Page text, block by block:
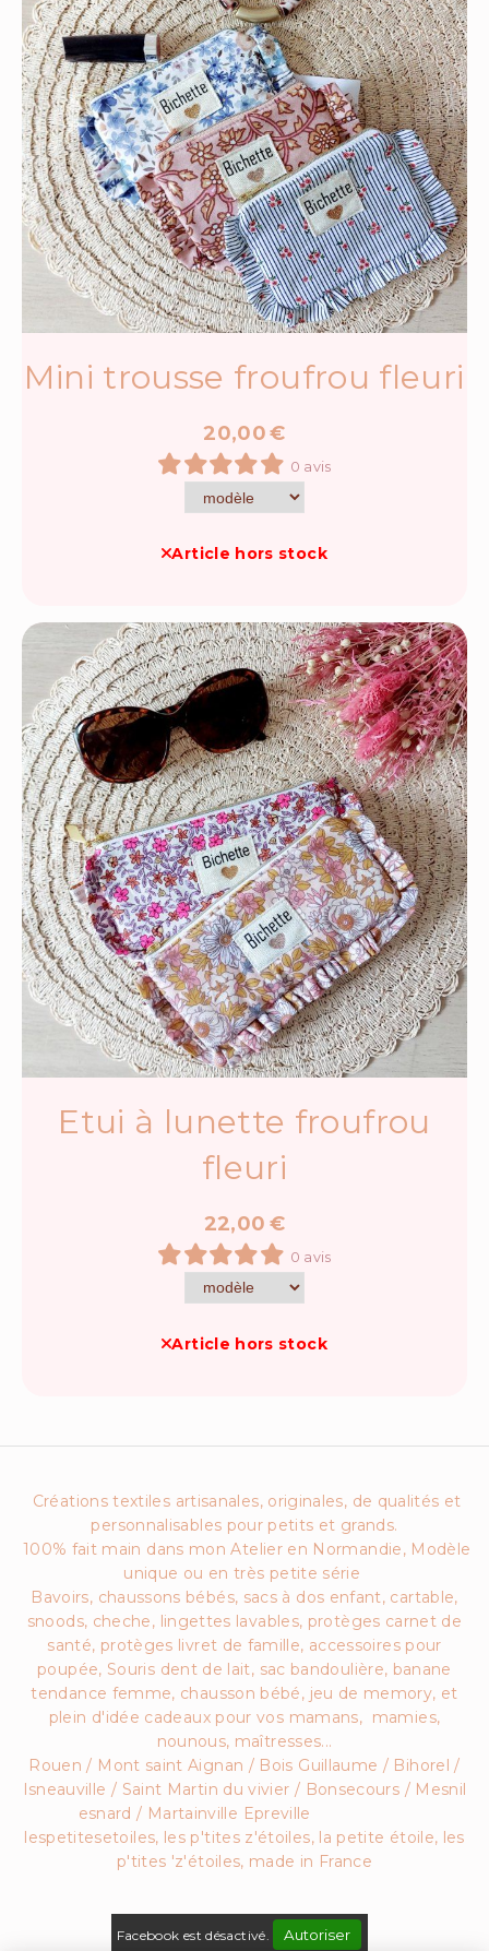
Mini trousse froufrou fleuri
20,00€
0 avis
Article hors stock
Etui à lunette froufrou
fleuri
22,00 €
0 avis
Article hors stock
Créations textiles artisanales, originales, de qualités et
personnalisables pour petits et grands.
100% fait main dans mon Atelier en Normandie, Modèle
unique ou en très petite série
Bavoirs, chaussons bébés, sacs à dos enfant, cartable,
snoods, cheche, lingettes lavables, protèges carnet de
santé, protèges livret de famille, accessoires pour
poupée, Souris dent de lait, sac bandoulière, banane
tendance femme, chausson bébé, jeu de memory, et
plein d'idée cadeaux pour vos mamans, mamies,
nounous, maîtresses...
Rouen / Mont saint Aignan / Bois Guillaume / Bihorel /
Isneauville / Saint Martin du vivier / Bonsecours / Mesnil
esnard / Martainville Epreville
lespetitesetoiles, les p'tites z'étoiles, la petite étoile, les
p'tites 'z'étoiles, made in France
Facebook est désactivé. Autoriser